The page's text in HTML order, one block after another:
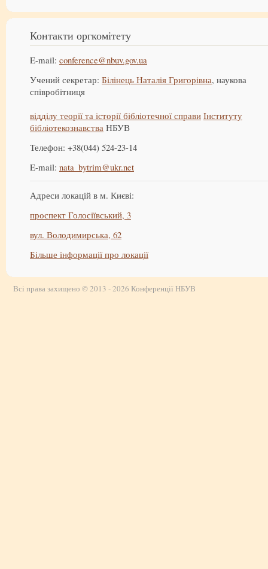
Контакти оргкомітету
E-mail: conference@nbuv.gov.ua
Учений секретар: Білінець Наталія Григорівна, наукова
співробітниця
відділу теорії та історії бібліотечної справи Інституту
бібліотекознавства НБУВ
Телефон: +38(044) 524-23-14
E-mail: nata_bytrim@ukr.net
Адреси локацій в м. Києві:
проспект Голосіївський, 3
вул. Володимирська, 62
Більше інформації про локації
Всі права захищено © 2013 - 2026 Конференції НБУВ